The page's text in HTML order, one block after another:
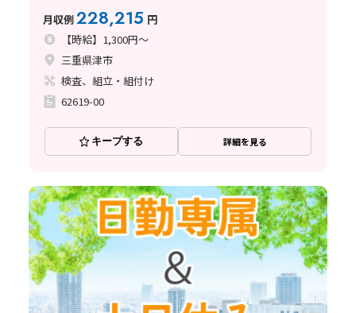
能/職場見学可能
月収例228,215 円
【時給】1,300円～
三重県津市
検査、組立・組付け
62619-00
キープする 詳細を見る